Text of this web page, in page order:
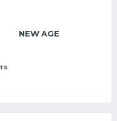
NEW AGE